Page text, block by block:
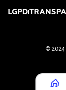
LGPD
© 2024